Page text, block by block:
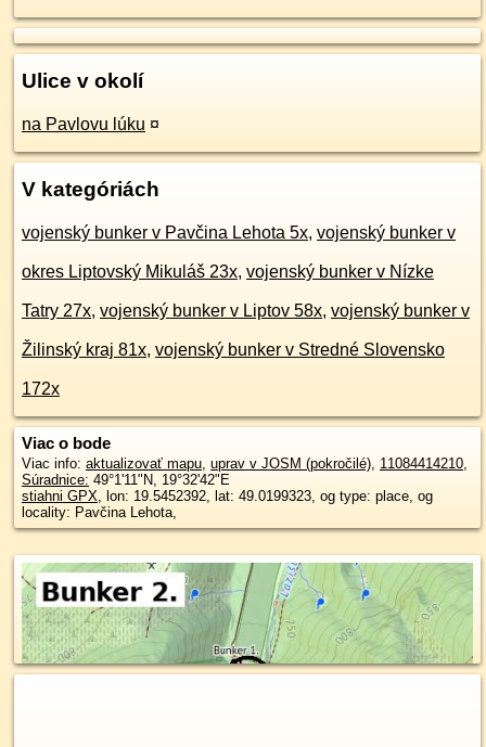
Ulice v okolí
na Pavlovu lúku ¤
V kategóriách
vojenský bunker v Pavčina Lehota 5x, vojenský bunker v
okres Liptovský Mikuláš 23x, vojenský bunker v Nízke
Tatry 27x, vojenský bunker v Liptov 58x, vojenský bunker v
Žilinský kraj 81x, vojenský bunker v Stredné Slovensko
172x
Viac o bode
Viac info: aktualizovať mapu, uprav v JOSM (pokročilé), 11084414210,
Súradnice: 49°1'11"N, 19°32'42"E
stiahni GPX, lon: 19.5452392, lat: 49.0199323, og type: place, og
locality: Pavčina Lehota,